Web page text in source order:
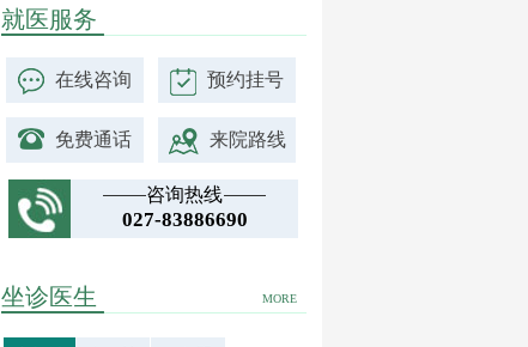
就医服务
在线咨询 预约挂号
免费通话 来院路线
咨询热线
027-83886690
MORE
坐诊医生